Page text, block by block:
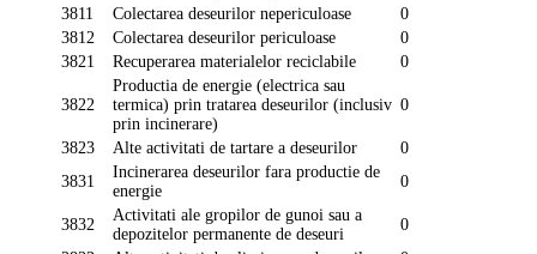
3811
Colectarea deseurilor nepericuloase
0
3812
Colectarea deseurilor periculoase
0
3821
Recuperarea materialelor reciclabile 0
3822
Productia de energie (electrica sau
termica) prin tratarea deseurilor (inclusiv
prin incinerare)
0
3823 Alte activitati de tartare a deseurilor
0
3831
Incinerarea deseurilor fara productie de
energie
0
3832
Activitati ale gropilor de gunoi sau a
depozitelor permanente de deseuri
0